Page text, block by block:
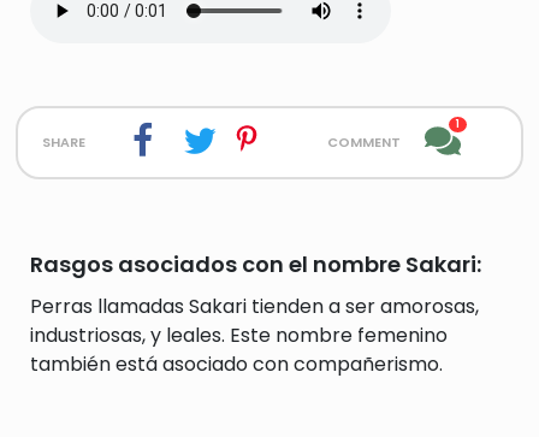
share comment
1
Rasgos asociados con el nombre Sakari:
Perras llamadas Sakari tienden a ser amorosas,
industriosas, y leales. Este nombre femenino
también está asociado con compañerismo.